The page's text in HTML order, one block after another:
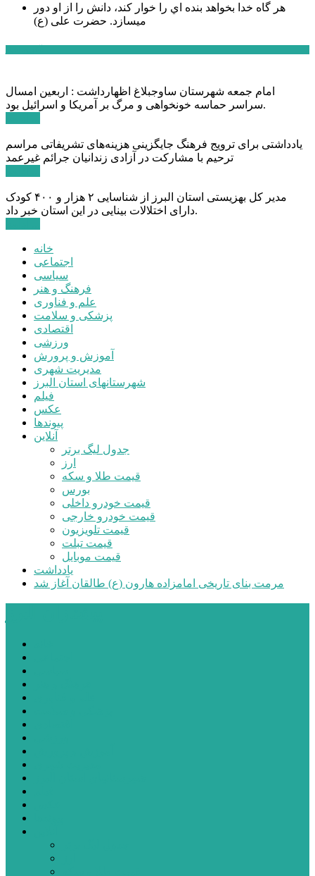
هر گاه خدا بخواهد بنده اي را خوار كند، دانش را از او دور
میسازد. حضرت علی (ع)
امام جمعه شهرستان ساوجبلاغ اظهارداشت : اربعین امسال
سراسر حماسه خونخواهی و مرگ بر آمریکا و اسرائیل بود.
یادداشتی برای ترویج فرهنگ جایگزینی هزینه‌های تشریفاتی مراسم
ترحیم با مشارکت در آزادی زندانیان جرائم غیرعمد
مدیر کل بهزیستی استان البرز از شناسایی ۲ هزار و ۴۰۰ کودک
دارای اختلالات بینایی در این استان خبر داد.
خانه
اجتماعی
سیاسی
فرهنگ و هنر
علم و فناوری
پزشکی و سلامت
اقتصادی
ورزشی
آموزش و پرورش
مدیریت شهری
شهرستانهای استان البرز
فیلم
عکس
پیوندها
آنلاین
جدول لیگ برتر
ارز
قیمت طلا و سکه
بورس
قیمت خودرو داخلی
قیمت خودرو خارجی
قیمت تلویزیون
قیمت تبلت
قیمت موبایل
یادداشت
مرمت بنای تاریخی امامزاده هارون (ع) طالقان آغاز شد